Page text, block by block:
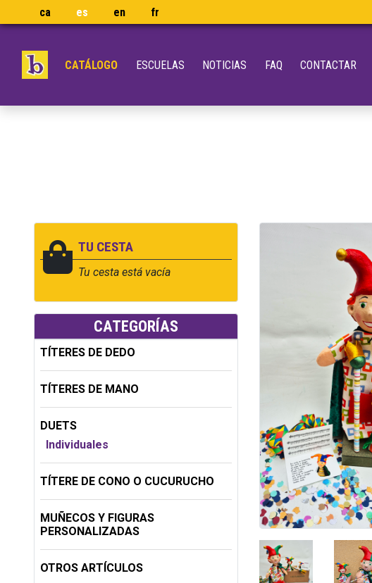
ca es en fr
CATÁLOGO ESCUELAS NOTICIAS FAQ CONTACTAR
TU CESTA
Tu cesta está vacía
CATEGORÍAS
TÍTERES DE DEDO
TÍTERES DE MANO
DUETS
Individuales
TÍTERE DE CONO O CUCURUCHO
MUÑECOS Y FIGURAS
PERSONALIZADAS
OTROS ARTÍCULOS